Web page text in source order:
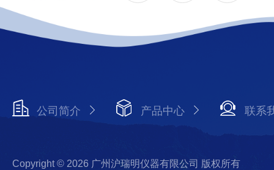
公司简介 产品中心 联系
Copyright © 2026 广州沪瑞明仪器有限公司 版权所有